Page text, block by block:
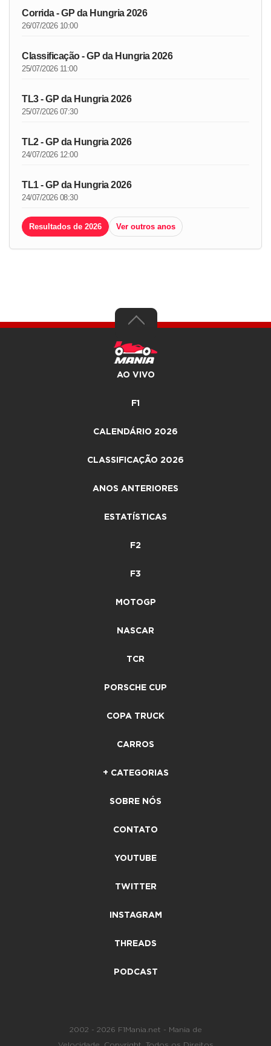
Corrida - GP da Hungria 2026
26/07/2026 10:00
Classificação - GP da Hungria 2026
25/07/2026 11:00
TL3 - GP da Hungria 2026
25/07/2026 07:30
TL2 - GP da Hungria 2026
24/07/2026 12:00
TL1 - GP da Hungria 2026
24/07/2026 08:30
Resultados de 2026 Ver outros anos
AO VIVO
F1
CALENDÁRIO 2026
CLASSIFICAÇÃO 2026
ANOS ANTERIORES
ESTATÍSTICAS
F2
F3
MOTOGP
NASCAR
TCR
PORSCHE CUP
COPA TRUCK
CARROS
+ CATEGORIAS
SOBRE NÓS
CONTATO
YOUTUBE
TWITTER
INSTAGRAM
THREADS
PODCAST
2002 - 2026 F1Mania.net - Mania de